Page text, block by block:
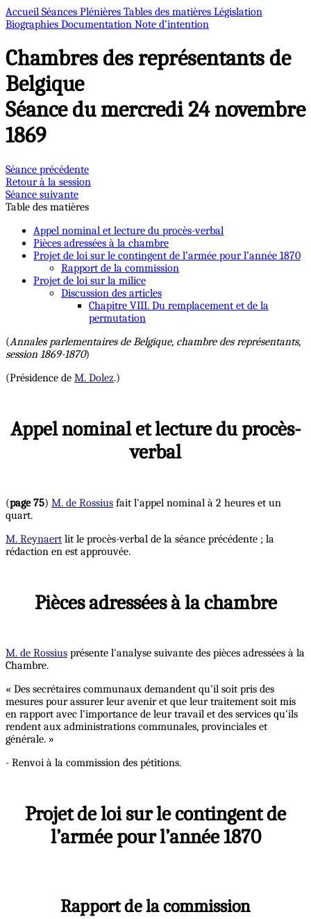
Accueil Séances Plénières Tables des matières Législation
Biographies Documentation Note d’intention
Chambres des représentants de
Belgique
Séance du mercredi 24 novembre
1869
Séance précédente
Retour à la session
Séance suivante
Table des matières
Appel nominal et lecture du procès-verbal
Pièces adressées à la chambre
Projet de loi sur le contingent de l’armée pour l’année 1870
Rapport de la commission
Projet de loi sur la milice
Discussion des articles
Chapitre VIII. Du remplacement et de la
permutation
(Annales parlementaires de Belgique, chambre des représentants,
session 1869-1870)
(Présidence de M. Dolez.)
Appel nominal et lecture du procès-
verbal
(page 75) M. de Rossius fait l'appel nominal à 2 heures et un
quart.
M. Reynaert lit le procès-verbal de la séance précédente ; la
rédaction en est approuvée.
Pièces adressées à la chambre
M. de Rossius présente l'analyse suivante des pièces adressées à la
Chambre.
« Des secrétaires communaux demandent qu'il soit pris des
mesures pour assurer leur avenir et que leur traitement soit mis
en rapport avec l'importance de leur travail et des services qu'ils
rendent aux administrations communales, provinciales et
générale. »
- Renvoi à la commission des pétitions.
Projet de loi sur le contingent de
l’armée pour l’année 1870
Rapport de la commission